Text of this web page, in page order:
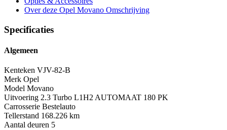
Over deze Opel Movano Omschrijving
Specificaties
Algemeen
Kenteken VJV-82-B
Merk Opel
Model Movano
Uitvoering 2.3 Turbo L1H2 AUTOMAAT 180 PK
Carrosserie Bestelauto
Tellerstand 168.226 km
Aantal deuren 5